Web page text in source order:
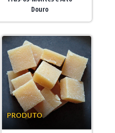
Douro
PRODUTO